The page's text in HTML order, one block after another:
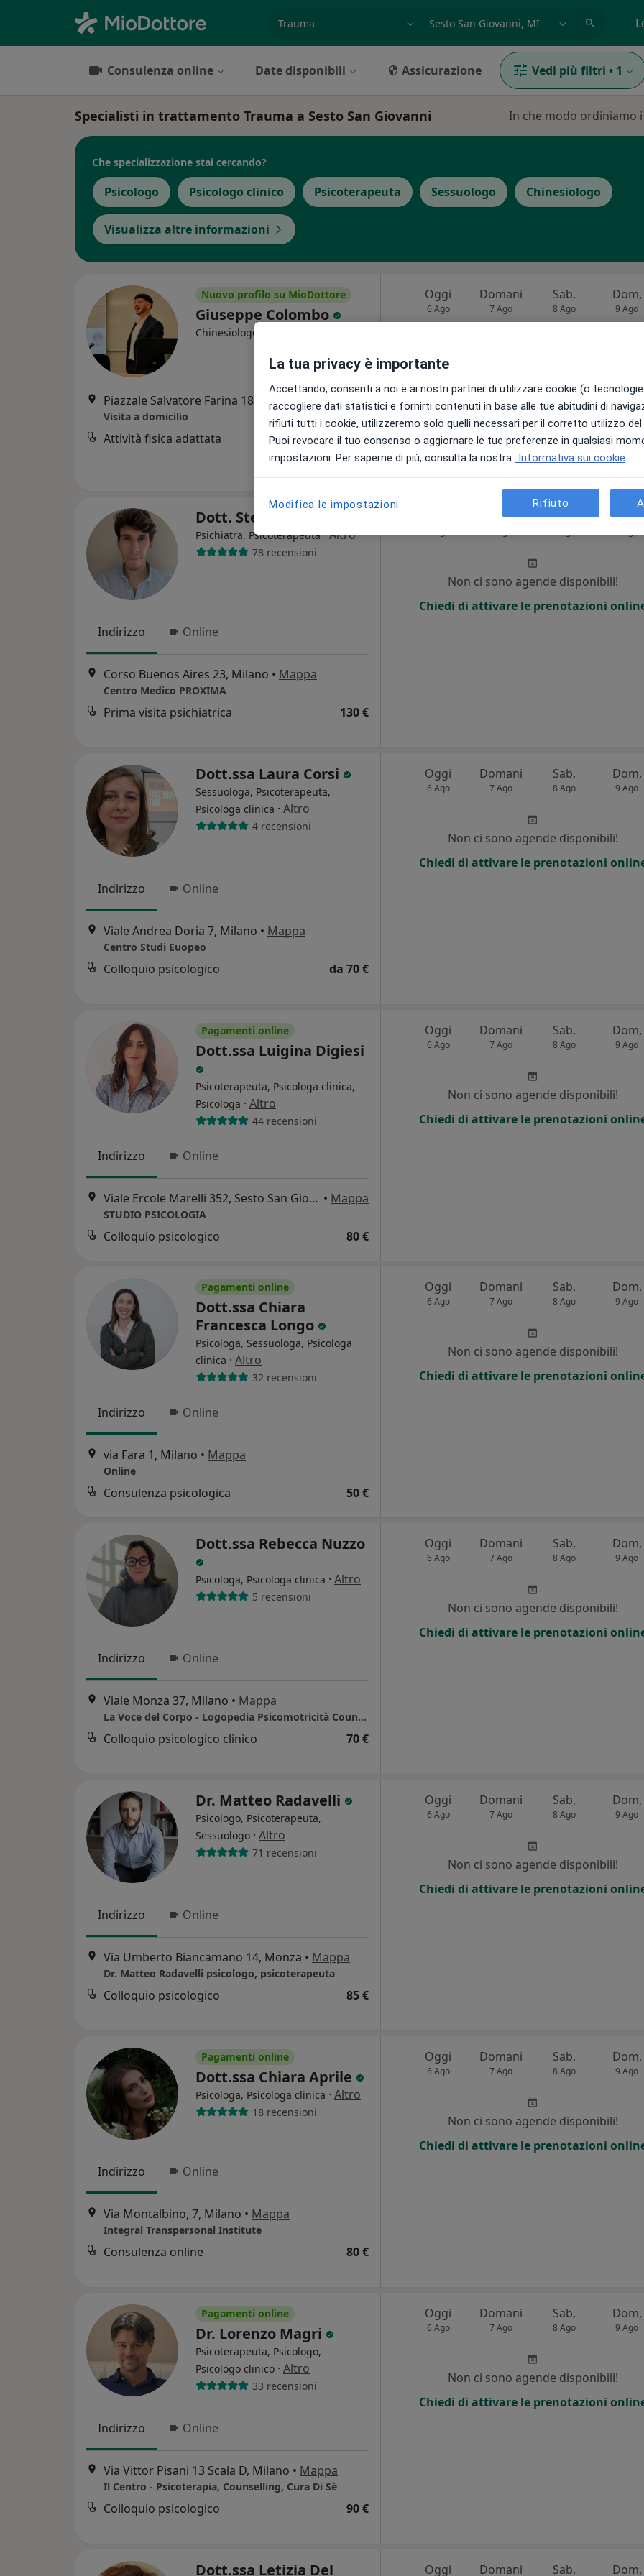
Consulenza online Date disponibili Assicurazione Vedi più filtri • 1
Specialisti in trattamento Trauma a Sesto San Giovanni In che modo ordiniamo
Che specializzazione stai cercando?
Psicologo Psicologo clinico Psicoterapeuta Sessuologo Chinesiologo
Visualizza altre informazioni
Nuovo profilo su MioDottore
Giuseppe Colombo
Chinesiologo
Piazzale Salvatore Farina 18, Milano • Mappa
Visita a domicilio
Attività fisica adattata 60 €
Oggi
6 Ago
Domani
7 Ago
Sab,
8 Ago
Dom,
9 Ago
Non ci sono agende disponibili!
Chiedi di attivare le prenotazioni online
Dott. Stefano Bonora
Psichiatra, Psicoterapeuta·Altro
78 recensioni
Indirizzo Online
Corso Buenos Aires 23, Milano • Mappa
Centro Medico PROXIMA
Prima visita psichiatrica 130 €
Domani Sab, Dom,
Non ci sono agende disponibili!
Chiedi di attivare le prenotazioni
Dott.ssa Laura Corsi
Sessuologa, Psicoterapeuta,
Psicologa clinica · Altro
4 recensioni
Indirizzo Online
Viale Andrea Doria 7, Milano • Mappa
Centro Studi Euopeo
Colloquio psicologico da 70 €
Oggi
6 Ago
Domani
7 Ago
Sab,
8 Ago
Dom,
9 Ago
Non ci sono agende disponibili!
Chiedi di attivare le prenotazioni
Pagamenti online
Dott.ssa Luigina Digiesi
Psicoterapeuta, Psicologa clinica,
Psicologa · Altro
44 recensioni
Indirizzo Online
Viale Ercole Marelli 352, Sesto San Giovanni • Mappa
STUDIO PSICOLOGIA
Colloquio psicologico 80 €
Oggi
6 Ago
Domani
7 Ago
Sab,
8 Ago
Dom,
9 Ago
Non ci sono agende disponibili!
Chiedi di attivare le prenotazioni
Pagamenti online
Dott.ssa Chiara
Francesca Longo
Psicologa, Sessuologa, Psicologa
clinica · Altro
32 recensioni
Indirizzo Online
via Fara 1, Milano • Mappa
Online
Consulenza psicologica 50 €
Oggi
6 Ago
Domani
7 Ago
Sab,
8 Ago
Dom,
9 Ago
Non ci sono agende disponibili!
Chiedi di attivare le prenotazioni
Dott.ssa Rebecca Nuzzo
Psicologa, Psicologa clinica · Altro
5 recensioni
Indirizzo Online
Viale Monza 37, Milano • Mappa
La Voce del Corpo - Logopedia Psicomotricità Counseling Psicoterapia
Colloquio psicologico clinico 70 €
Oggi
6 Ago
Domani
7 Ago
Sab,
8 Ago
Dom,
9 Ago
Non ci sono agende disponibili!
Chiedi di attivare le prenotazioni
Dr. Matteo Radavelli
Psicologo, Psicoterapeuta,
Sessuologo · Altro
71 recensioni
Indirizzo Online
Via Umberto Biancamano 14, Monza • Mappa
Dr. Matteo Radavelli psicologo, psicoterapeuta
Colloquio psicologico 85 €
Oggi
6 Ago
Domani
7 Ago
Sab,
8 Ago
Dom,
9 Ago
Non ci sono agende disponibili!
Chiedi di attivare le prenotazioni
Pagamenti online
Dott.ssa Chiara Aprile
Psicologa, Psicologa clinica · Altro
18 recensioni
Indirizzo Online
Via Montalbino, 7, Milano • Mappa
Integral Transpersonal Institute
Consulenza online 80 €
Oggi
6 Ago
Domani
7 Ago
Sab,
8 Ago
Dom,
9 Ago
Non ci sono agende disponibili!
Chiedi di attivare le prenotazioni
Pagamenti online
Dr. Lorenzo Magri
Psicoterapeuta, Psicologo,
Psicologo clinico · Altro
33 recensioni
Indirizzo Online
Via Vittor Pisani 13 Scala D, Milano • Mappa
Il Centro - Psicoterapia, Counselling, Cura Di Sè
Colloquio psicologico 90 €
Oggi
6 Ago
Domani
7 Ago
Sab,
8 Ago
Dom,
9 Ago
Non ci sono agende disponibili!
Chiedi di attivare le prenotazioni
Dott.ssa Letizia Del Oggi Domani Sab, Dom,
La tua privacy è importante
Accettando, consenti a noi e ai nostri partner di utilizzare cookie (o
raccogliere dati statistici e fornirti contenuti in base alle tue abitudini di
rifiuti tutti i cookie, utilizzeremo solo quelli necessari per il corretto utilizzo
Puoi revocare il tuo consenso o aggiornare le tue preferenze in qualsiasi
impostazioni. Per saperne di più, consulta la nostra Informativa sui cookie
Modifica le impostazioni Rifiuto